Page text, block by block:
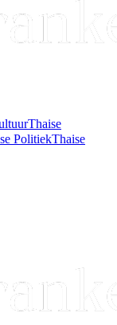
Thaise
PolitiekThaise